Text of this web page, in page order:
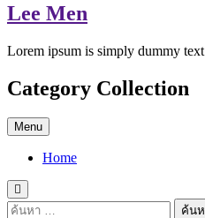
Lee Men
Lorem ipsum is simply dummy text
Category Collection
Menu
Home
ค้นหา